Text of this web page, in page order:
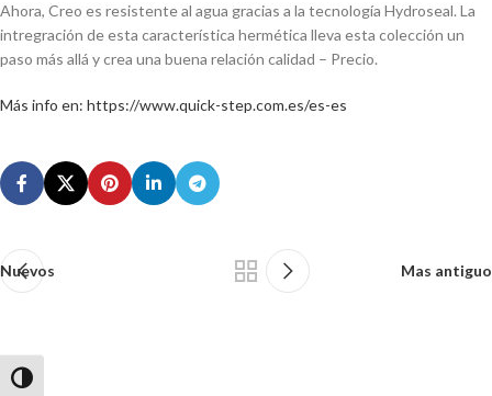
Alternar alto contraste
Ahora, Creo es resistente al agua gracias a la tecnología Hydroseal. La
intregración de esta característica hermética lleva esta colección un
paso más allá y crea una buena relación calidad – Precio.
Más info en: https://www.quick-step.com.es/es-es
Nuevos Mas antiguo